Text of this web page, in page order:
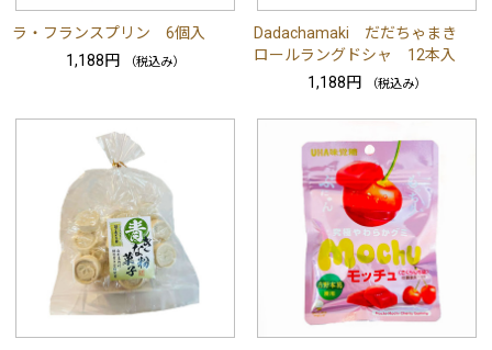
ラ・フランスプリン 6個入
1,188円
（税込み）
Dadachamaki だだちゃまき
ロールラングドシャ 12本入
1,188円
（税込み）